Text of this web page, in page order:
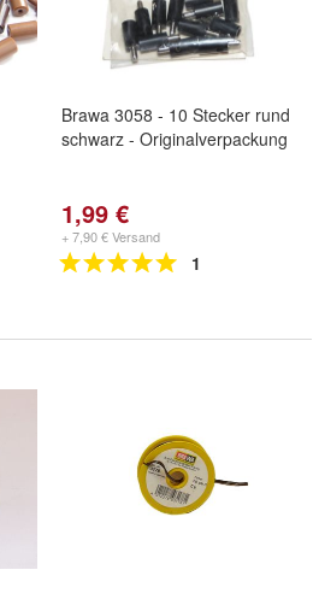
Brawa 3058 - 10 Stecker rund
schwarz - Originalverpackung
1,99 €
+ 7,90 € Versand
1